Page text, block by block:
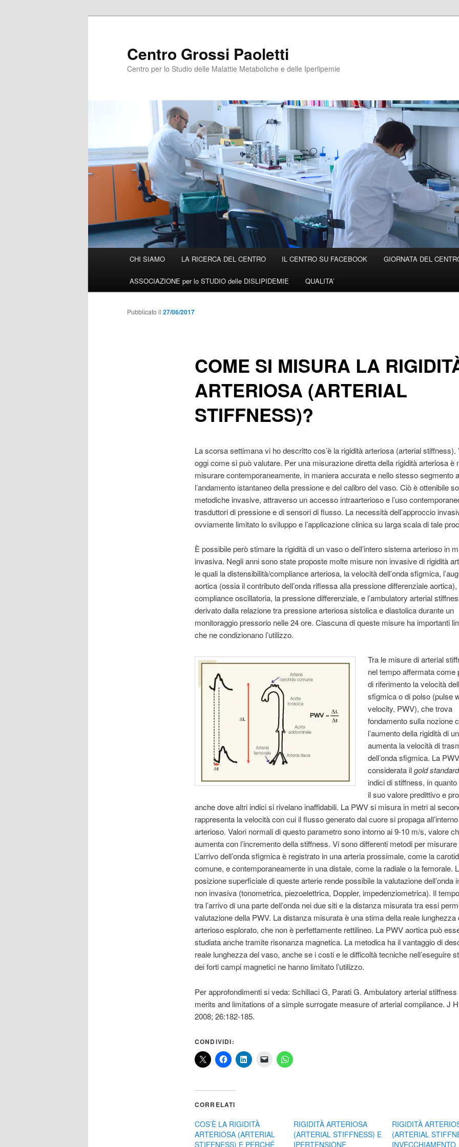
Centro Grossi Paoletti
Centro per lo Studio delle Malattie Metaboliche e delle Iperlipemie
Vai
al
contenuto
CHI SIAMO LA RICERCA DEL CENTRO IL CENTRO SU FACEBOOK GIORNATA DEL
ASSOCIAZIONE per lo STUDIO delle DISLIPIDEMIE QUALITA’
COME SI MISURA LA
ARTERIOSA (ARTERIAL
STIFFNESS)?
Pubblicato il 27/06/2017
La scorsa settimana vi ho descritto cos’è la rigidità arteriosa (arterial stiffness).
oggi come si può valutare. Per una misurazione diretta della rigidità arteriosa è
misurare contemporaneamente, in maniera accurata e nello stesso segmento
l’andamento istantaneo della pressione e del calibro del vaso. Ciò è ottenibile
metodiche invasive, attraverso un accesso intraarterioso e l’uso
trasduttori di pressione e di sensori di flusso. La necessità dell’approccio
ovviamente limitato lo sviluppo e l’applicazione clinica su larga scala di tale
È possibile però stimare la rigidità di un vaso o dell’intero sistema arterioso in
invasiva. Negli anni sono state proposte molte misure non invasive di rigidità
le quali la distensibilità/compliance arteriosa, la velocità dell’onda sfigmica,
aortica (ossia il contributo dell’onda riflessa alla pressione differenziale aortica),
compliance oscillatoria, la pressione differenziale, e l’ambulatory arterial
derivato dalla relazione tra pressione arteriosa sistolica e diastolica durante un
monitoraggio pressorio nelle 24 ore. Ciascuna di queste misure ha importanti
che ne condizionano l’utilizzo.
Tra le misure di arterial
nel tempo affermata come
di riferimento la velocità
sfigmica o di polso (pulse
velocity, PWV), che trova
fondamento sulla nozione
l’aumento della rigidità di
aumenta la velocità di
dell’onda sfigmica. La
considerata ilgold standard
indici di stiffness, in
il suo valore predittivo e
anche dove altri indici si rivelano inaffidabili. La PWV si misura in metri al
rappresenta la velocità con cui il flusso generato dal cuore si propaga all’interno
arterioso. Valori normali di questo parametro sono intorno ai 9-10 m/s, valore
aumenta con l’incremento della stiffness. Vi sono differenti metodi per misurare
L’arrivo dell’onda sfigmica è registrato in una arteria prossimale, come la
comune, e contemporaneamente in una distale, come la radiale o la femorale.
posizione superficiale di queste arterie rende possibile la valutazione dell’onda
non invasiva (tonometrica, piezoelettrica, Doppler, impedenziometrica). Il
tra l’arrivo di una parte dell’onda nei due siti e la distanza misurata tra essi
valutazione della PWV. La distanza misurata è una stima della reale lunghezza
arterioso esplorato, che non è perfettamente rettilineo. La PWV aortica può
studiata anche tramite risonanza magnetica. La metodica ha il vantaggio di
reale lunghezza del vaso, anche se i costi e le difficoltà tecniche nell’eseguire
dei forti campi magnetici ne hanno limitato l’utilizzo.
Per approfondimenti si veda: Schillaci G, Parati G. Ambulatory arterial stiffness
merits and limitations of a simple surrogate measure of arterial compliance. J
2008; 26:182-185.
CONDIVIDI:
CORRELATI
COS’È LA RIGIDITÀ
ARTERIOSA (ARTERIAL
STIFFNESS) E PERCHÉ
RIGIDITÀ ARTERIOSA
(ARTERIAL STIFFNESS) E
IPERTENSIONE
RIGIDITÀ
(ARTERIAL
INVECCHIAMENTO